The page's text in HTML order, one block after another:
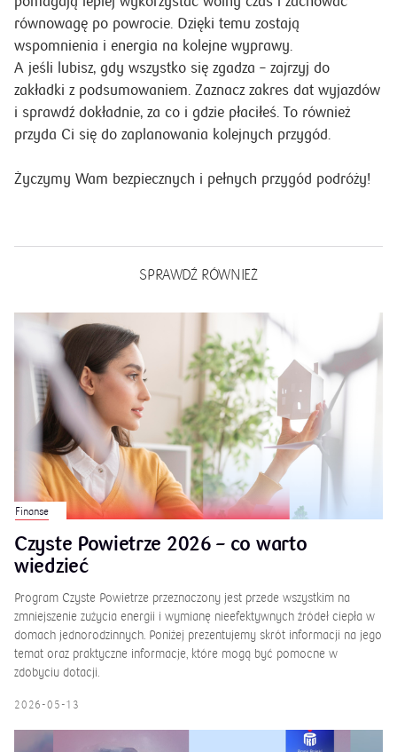
równowagę po powrocie. Dzięki temu zostają
wspomnienia i energia na kolejne wyprawy.
A jeśli lubisz, gdy wszystko się zgadza – zajrzyj do
zakładki z podsumowaniem. Zaznacz zakres dat wyjazdów
i sprawdź dokładnie, za co i gdzie płaciłeś. To również
przyda Ci się do zaplanowania kolejnych przygód.
Życzymy Wam bezpiecznych i pełnych przygód podróży!
SPRAWDŹ RÓWNIEŻ
Finanse
Czyste Powietrze 2026 – co warto
wiedzieć
Program Czyste Powietrze przeznaczony jest przede wszystkim na
zmniejszenie zużycia energii i wymianę nieefektywnych źródeł ciepła w
domach jednorodzinnych. Poniżej prezentujemy skrót informacji na jego
temat oraz praktyczne informacje, które mogą być pomocne w
zdobyciu dotacji.
2026-05-13